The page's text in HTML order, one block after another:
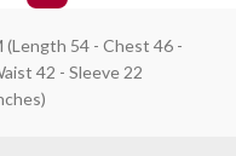
(Length 54 - Chest 46 -
42 - Sleeve 22